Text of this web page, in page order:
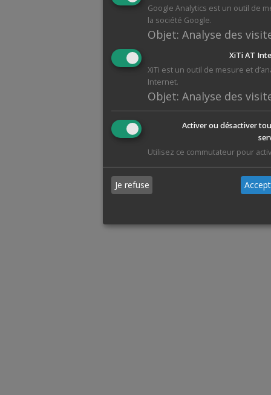
Google Analytics est un outil de
la société Google.
Objet: Analyse des
XiTi AT
XiTi est un outil de mesure et
Internet.
Objet: Analyse des
Activer ou désactiver
Utilisez ce commutateur pour
Je refuse